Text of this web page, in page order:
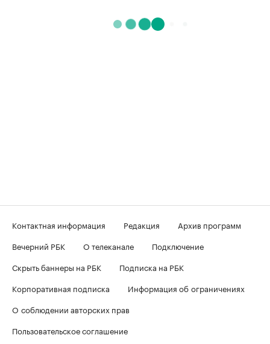
Контактная информация Редакция
Архив программ
Вечерний РБК
О телеканале
Подключение
Скрыть баннеры на РБК
Подписка на РБК
Корпоративная подписка
Информация об ограничениях
О соблюдении авторских прав
Пользовательское соглашение